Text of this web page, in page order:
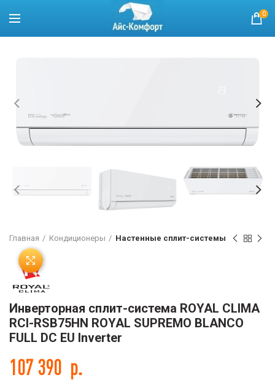
0
Нажмите, чтобы увеличить
Главная Кондиционеры Настенные сплит-системы
Инверторная сплит-система ROYAL CLIMA
RCI-RSB75HN ROYAL SUPREMO BLANCO
FULL DC EU Inverter
107 390 р.